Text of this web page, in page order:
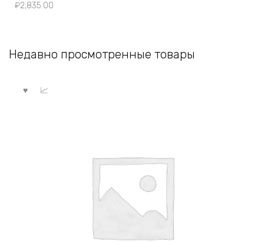
₽2,835.00
Недавно просмотренные товары